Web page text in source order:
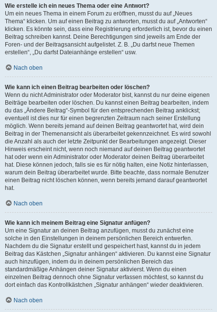
Wie erstelle ich ein neues Thema oder eine Antwort?
Um ein neues Thema in einem Forum zu eröffnen, musst du auf „Neues
Thema“ klicken. Um auf einen Beitrag zu antworten, musst du auf „Antworten“
klicken. Es könnte sein, dass eine Registrierung erforderlich ist, bevor du einen
Beitrag schreiben kannst. Deine Berechtigungen sind jeweils am Ende der
Foren- und der Beitragsansicht aufgelistet. Z. B. „Du darfst neue Themen
erstellen“, „Du darfst Dateianhänge erstellen“ usw.
Nach oben
Wie kann ich einen Beitrag bearbeiten oder löschen?
Wenn du nicht Administrator oder Moderator bist, kannst du nur deine eigenen
Beiträge bearbeiten oder löschen. Du kannst einen Beitrag bearbeiten, indem
du das „Ändere Beitrag“-Symbol für den entsprechenden Beitrag anklickst;
eventuell ist dies nur für einen begrenzten Zeitraum nach seiner Erstellung
möglich. Wenn bereits jemand auf deinen Beitrag geantwortet hat, wird dein
Beitrag in der Themenansicht als überarbeitet gekennzeichnet. Es wird sowohl
die Anzahl als auch der letzte Zeitpunkt der Bearbeitungen angezeigt. Dieser
Hinweis erscheint nicht, wenn noch niemand auf deinen Beitrag geantwortet
hat oder wenn ein Administrator oder Moderator deinen Beitrag überarbeitet
hat. Diese können jedoch, falls sie es für nötig halten, eine Notiz hinterlassen,
warum dein Beitrag überarbeitet wurde. Bitte beachte, dass normale Benutzer
einen Beitrag nicht löschen können, wenn bereits jemand darauf geantwortet
hat.
Nach oben
Wie kann ich meinem Beitrag eine Signatur anfügen?
Um eine Signatur an deinen Beitrag anzufügen, musst du zunächst eine
solche in den Einstellungen in deinem persönlichen Bereich entwerfen.
Nachdem du die Signatur erstellt und gespeichert hast, kannst du in jedem
Beitrag das Kästchen „Signatur anhängen“ aktivieren. Du kannst eine Signatur
auch hinzufügen, indem du in deinem persönlichen Bereich das
standardmäßige Anhängen deiner Signatur aktivierst. Wenn du einen
einzelnen Beitrag dennoch ohne Signatur verfassen möchtest, so kannst du
dort einfach das Kontrollkästchen „Signatur anhängen“ wieder deaktivieren.
Nach oben